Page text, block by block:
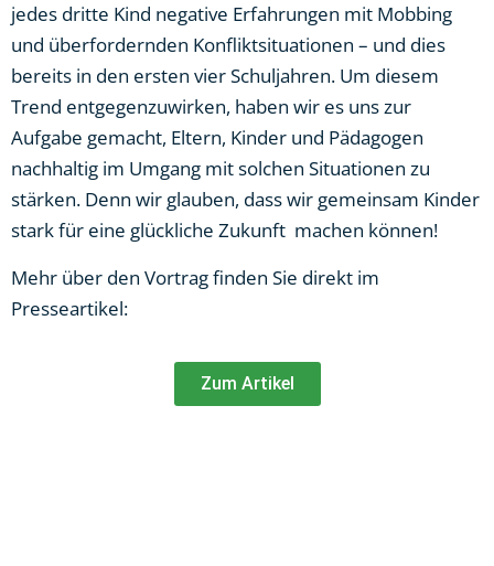
jedes dritte Kind negative Erfahrungen mit Mobbing
und überfordernden Konfliktsituationen – und dies
bereits in den ersten vier Schuljahren. Um diesem
Trend entgegenzuwirken, haben wir es uns zur
Aufgabe gemacht, Eltern, Kinder und Pädagogen
nachhaltig im Umgang mit solchen Situationen zu
stärken. Denn wir glauben, dass wir gemeinsam Kinder
stark für eine glückliche Zukunft machen können!
Mehr über den Vortrag finden Sie direkt im
Presseartikel:
Zum Artikel